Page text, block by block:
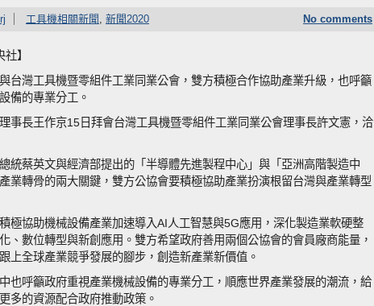
工具機相關新聞 , 新聞2020 No comments
】
台灣工具機暨零組件工業同業公會，雙方積極合作協助產業升級，也呼籲
備的專業分工。
事長王作京15日拜會台灣工具機暨零組件工業同業公會理事長許文憲，洽
統蔡英文與經濟部提出的「半導體先進製程中心」與「亞洲高階製造中
業轉骨的兩大關鍵，雙方公協會要積極協助產業扮演根留台灣與產業轉型
極協助機械設備產業加速導入AI人工智慧與5G應用，深化製造業軟硬整
、數位轉型與新創應用。雙方希望政府善用兩個公協會的會員廠商能量，
上全球產業競爭發展的腳步，創造新產業新價值。
也呼籲政府重視產業機械設備的專業分工，順應世界產業發展的潮流，給
多的資源配合政府推動政策。